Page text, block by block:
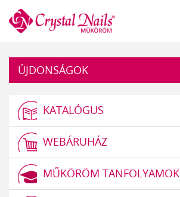
Műköröm
ÚJDONSÁGOK
KATALÓGUS
WEBÁRUHÁZ
MŰKÖRÖM TANFOLYAMOK